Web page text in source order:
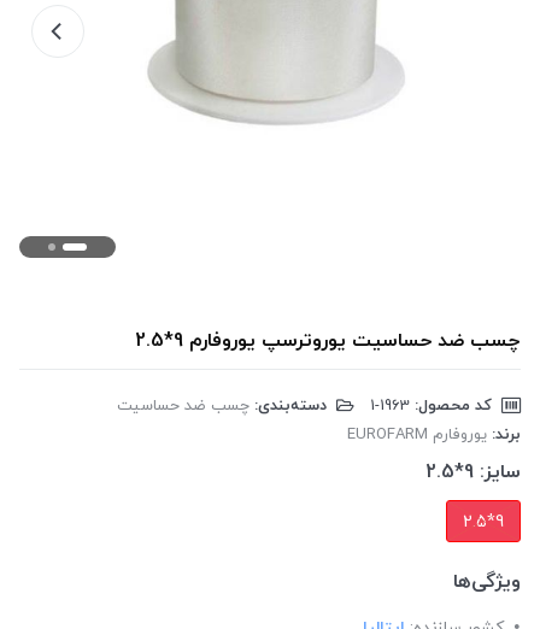
چسب ضد حساسیت یوروترسپ یوروفارم 9*2.5
کد محصول: دسته‌بندی: چسب ضد حساسیت
برند: یوروفارم EUROFARM
سایز: 9*2.5
9*2.5
ویژگی‌ها